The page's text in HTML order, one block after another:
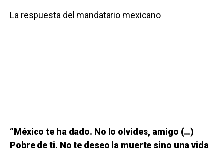
La respuesta del mandatario mexicano
“México te ha dado. No lo olvides, amigo (…)
Pobre de ti. No te deseo la muerte sino una vida